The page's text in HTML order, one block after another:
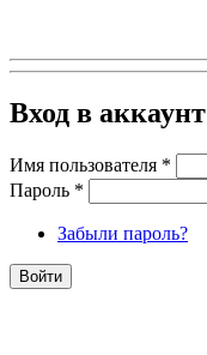
Вход в аккаунт
Имя пользователя *
Пароль *
Забыли пароль?